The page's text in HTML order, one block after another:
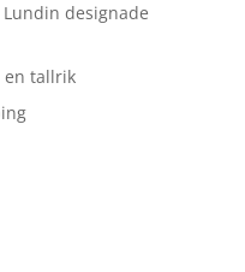
designade
en tallrik